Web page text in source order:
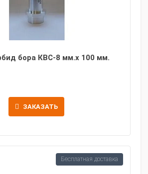
бора КВС-8 мм.х 100 мм.
ЗАКАЗАТЬ
Бесплатная доставка